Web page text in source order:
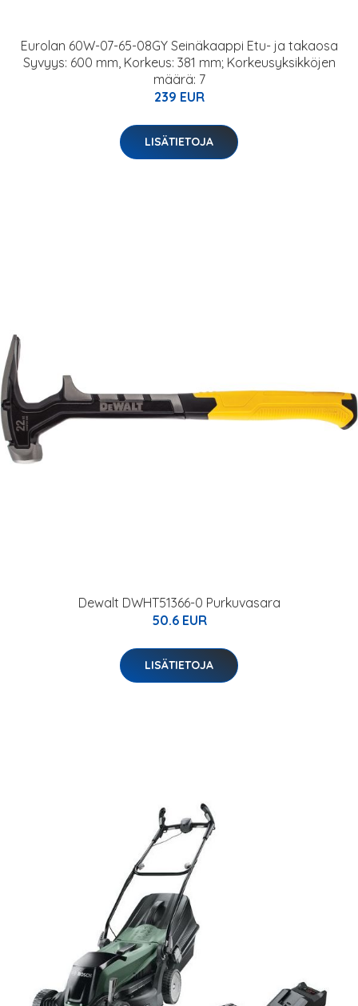
Eurolan 60W-07-65-08GY Seinäkaappi Etu- ja takaosa
Syvyys: 600 mm, Korkeus: 381 mm; Korkeusyksikköjen
määrä: 7
239 EUR
LISÄTIETOJA
Dewalt DWHT51366-0 Purkuvasara
50.6 EUR
LISÄTIETOJA